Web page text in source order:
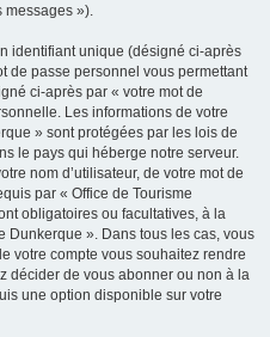
messages »).
identifiant unique (désigné ci-après
de passe personnel vous permettant
ci-après par « votre mot de
Les informations de votre
» sont protégées par les lois de
le pays qui héberge notre serveur.
nom d’utilisateur, de votre mot de
par « Office de Tourisme
obligatoires ou facultatives, à la
Dunkerque ». Dans tous les cas, vous
votre compte vous souhaitez rendre
décider de vous abonner ou non à la
une option disponible sur votre